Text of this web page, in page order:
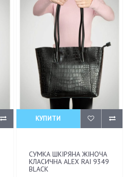
КУПИТИ
СУМКА ШКІРЯНА ЖІНОЧА
КЛАСИЧНА ALEX RAI 9349
BLACK